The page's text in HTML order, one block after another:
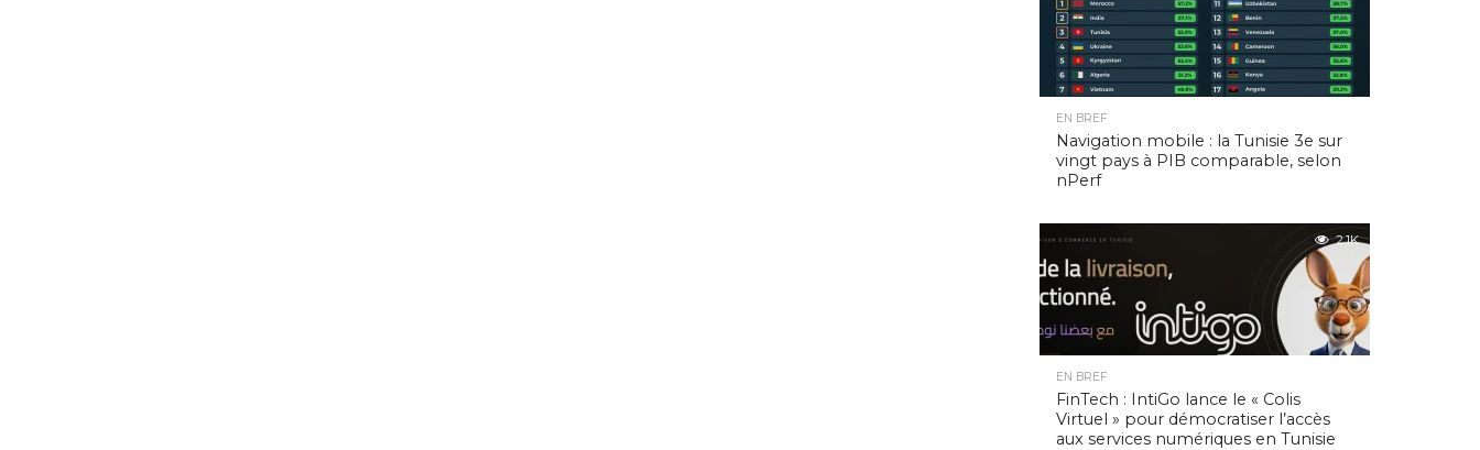
EN BREF
Navigation mobile : la Tunisie 3e sur
vingt pays à PIB comparable, selon
nPerf
2.1K
EN BREF
FinTech : IntiGo lance le « Colis
Virtuel » pour démocratiser l’accès
aux services numériques en Tunisie